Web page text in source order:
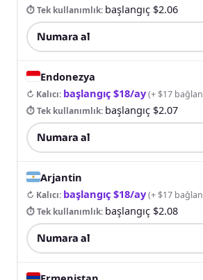
⏱ Tek kullanımlık: başlangıç $2.06
Numara al
Endonezya
↻ Kalıcı: başlangıç $18/ay(+ $17
⏱ Tek kullanımlık: başlangıç $2.07
Numara al
Arjantin
↻ Kalıcı: başlangıç $18/ay(+ $17
⏱ Tek kullanımlık: başlangıç $2.08
Numara al